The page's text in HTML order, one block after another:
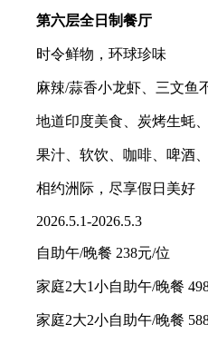
第六层全日制餐厅
时令鲜物，环球珍味
麻辣/蒜香小龙虾、三文鱼
地道印度美食、炭烤生蚝、
果汁、软饮、咖啡、啤酒
相约洲际，尽享假日美好
2026.5.1-2026.5.3
自助午/晚餐 238元/位
家庭2大1小自助午/晚餐
家庭2大2小自助午/晚餐